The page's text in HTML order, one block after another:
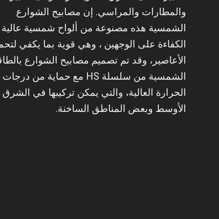
والمطارات والمراسي. إن مصابيح الشوارع
الشمسية هذه مصنوعة من ألواح شمسية عالية
الكفاءة على الوجهين ، وهي قوية بما يكفي
الأعاصير، وقد تم تصميم مصابيح الشوارع
الشمسية من سلسلة HS مع حماية من درجات
الحرارة العالية، والتي يمكن تركيبها في الشرق
الأوسط وبعض المناطق الساخنة.